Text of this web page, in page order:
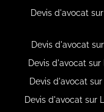
Devis d'avocat
Devis d'avocat
Devis d'avocat
Devis d'avocat
Devis d'avocat sur